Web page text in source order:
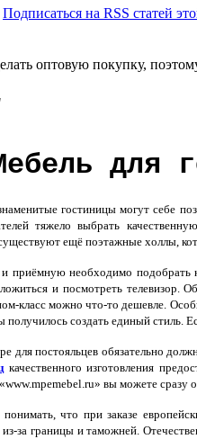
Подписаться на RSS статей
оптовую покупку,
для
гостиницы могут себе
тяжело выбрать
ещё поэтажные холлы,
приёмную необходимо подобрать
и посмотреть телевизор.
класс можно что-то дешевле.
получилось создать единый стиль.
для постояльцев обязательно
качественного изготовления
вы можете сразу
что при заказе
из-за границы и таможней.